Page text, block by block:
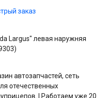
заказ
Largus" левая наружняя
автозапчастей, сеть
отечественных
| Работаем уже 20